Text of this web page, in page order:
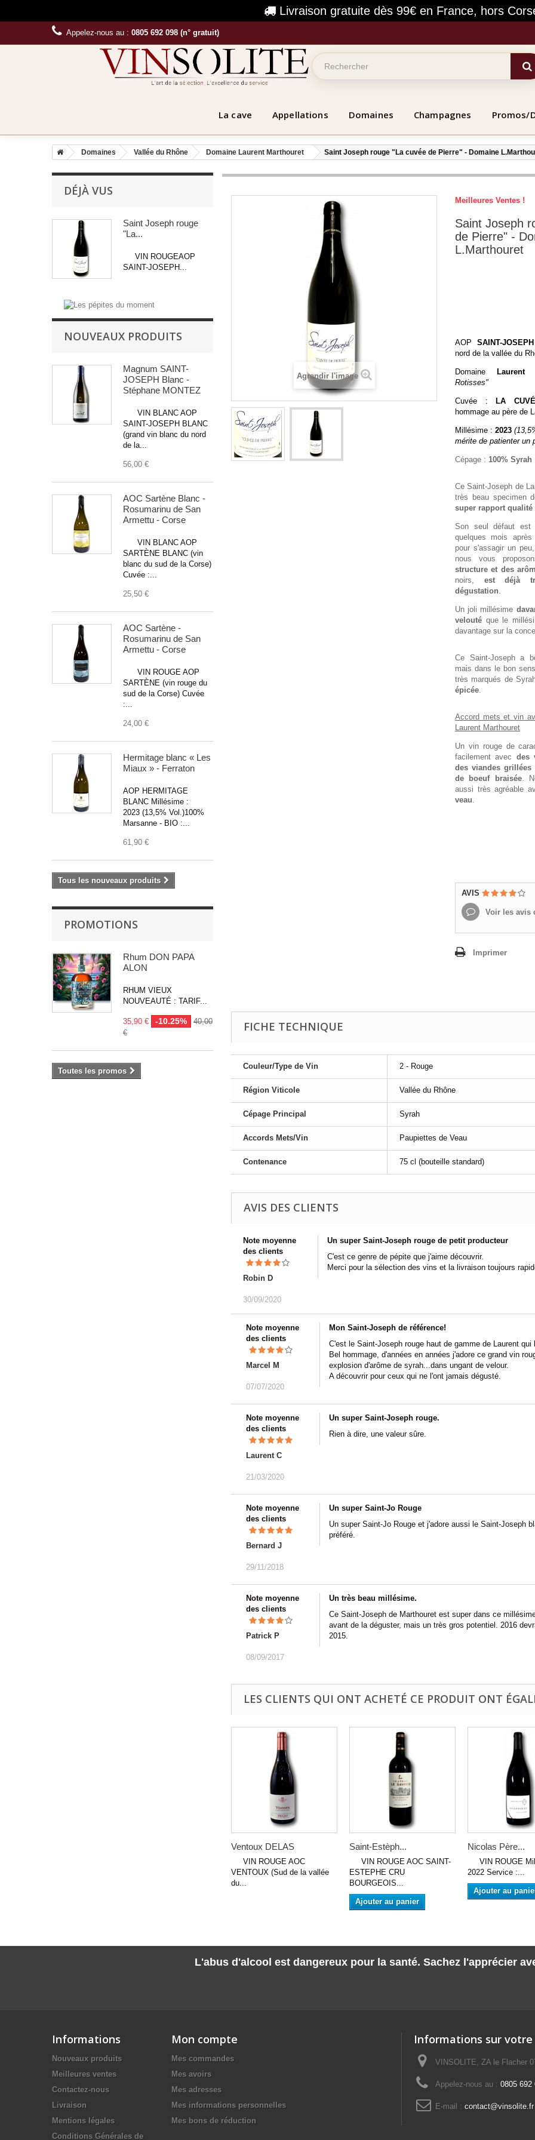
Livraison gratuite dès 99€ en France, hors
Appelez-nous au : 0805 692 098 (n° gratuit)
La cave Appellations Domaines Champagnes Promos/
Domaines Vallée du Rhône Domaine Laurent Marthouret Saint Joseph rouge "La cuvée de Pierre" - Domaine
DÉJÀ VUS
Saint Joseph rouge
"La...
VIN ROUGEAOP
SAINT-JOSEPH...
NOUVEAUX PRODUITS
Magnum SAINT-
JOSEPH Blanc -
Stéphane MONTEZ
VIN BLANC AOP
SAINT-JOSEPH BLANC
(grand vin blanc du nord
de la...
56,00 €
AOC Sartène Blanc -
Rosumarinu de San
Armettu - Corse
VIN BLANC AOP
SARTÈNE BLANC (vin
blanc du sud de la Corse)
Cuvée :...
25,50 €
AOC Sartène -
Rosumarinu de San
Armettu - Corse
VIN ROUGE AOP
SARTÈNE (vin rouge du
sud de la Corse) Cuvée
:...
24,00 €
Hermitage blanc « Les
Miaux » - Ferraton
AOP HERMITAGE
BLANC Millésime :
2023 (13,5% Vol.)100%
Marsanne - BIO :...
61,90 €
Tous les nouveaux produits
PROMOTIONS
Rhum DON PAPA
ALON
RHUM VIEUX
NOUVEAUTÉ : TARIF...
35,90 € -10.25%
40,00
€
Toutes les promos
Agrandir l'image
Meilleures Ventes !
Saint Joseph
de Pierre" -
L.Marthouret
AOP SAINT-JOSEPH
nord de la vallée du
Domaine
Laurent
Rotisses"
Cuvée :
LA
hommage au père de
Millésime :2023
mérite de patienter un
Cépage : 100% Syrah
Ce Saint-Joseph de
très beau specimen
super rapport qualité
Son seul défaut est
quelques mois
pour s'assagir un
nous vous
structure et des
noirs, est déjà
dégustation
Un joli millésime
velouté que le
davantage sur la
Ce Saint-Joseph a
mais dans le bon
très marqués de
épicée
Accord mets et vin
Laurent Marthouret
Un vin rouge de
facilement avec des
des viandes grillées
de boeuf braisée .
aussi très agréable
veau
AVIS
Voir les avis
Imprimer
FICHE TECHNIQUE
Couleur/Type de Vin 2 - Rouge
Région Viticole Vallée du Rhône
Cépage Principal Syrah
Accords Mets/Vin Paupiettes de Veau
Contenance 75 cl (bouteille standard)
AVIS DES CLIENTS
Note moyenne
des clients
Robin D
30/09/2020
Un super Saint-Joseph rouge de petit producteur
C'est ce genre de pépite que j'aime découvrir.
Merci pour la sélection des vins et la livraison toujours
Note moyenne
des clients
Marcel M
07/07/2020
Mon Saint-Joseph de référence!
C'est le Saint-Joseph rouge haut de gamme de Laurent
Bel hommage, d'années en années j'adore ce grand vin
explosion d'arôme de syrah...dans ungant de velour.
A découvrir pour ceux qui ne l'ont jamais dégusté.
Note moyenne
des clients
Laurent C
21/03/2020
Un super Saint-Joseph rouge.
Rien à dire, une valeur sûre.
Note moyenne
des clients
Bernard J
29/11/2018
Un super Saint-Jo Rouge
Un super Saint-Jo Rouge et j'adore aussi le Saint-Joseph
préféré.
Note moyenne
des clients
Patrick P
08/09/2017
Un très beau millésime.
Ce Saint-Joseph de Marthouret est super dans ce
avant de la déguster, mais un très gros potentiel. 2016
2015.
LES CLIENTS QUI ONT ACHETÉ CE PRODUIT ONT
Ventoux DELAS
VIN ROUGE AOC
VENTOUX (Sud de la vallée
du...
Saint-Estèph...
VIN ROUGE AOC SAINT-
ESTEPHE CRU
BOURGEOIS...
Ajouter au panier
Nicolas Père...
VIN ROUGE
2022 Service :...
Ajouter au
L'abus d'alcool est dangereux pour la santé. Sachez l'apprécier
Informations
Nouveaux produits
Meilleures ventes
Contactez-nous
Livraison
Mentions légales
Conditions Générales de
Mon compte
Mes commandes
Mes avoirs
Mes adresses
Mes informations personnelles
Mes bons de réduction
Informations sur
VINSOLITE, ZA le Flacher
Appelez-nous au : 0805 692
E-mail : contact@vinsolite.fr